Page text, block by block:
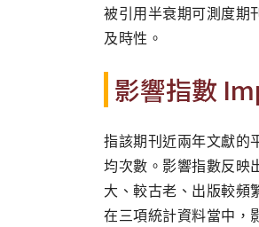
被引用半衰期可測度期
及時性。
影響指數
指該期刊近兩年文獻的
均次數。影響指數反映
大、較古老、出版較頻
在三項統計資料當中，